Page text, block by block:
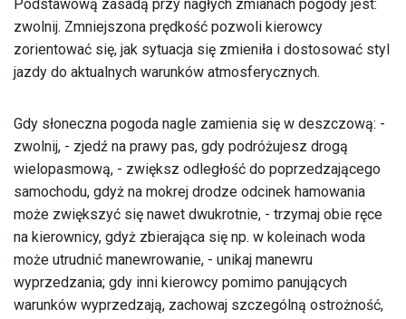
Podstawową zasadą przy nagłych zmianach pogody jest:
zwolnij. Zmniejszona prędkość pozwoli kierowcy
zorientować się, jak sytuacja się zmieniła i dostosować styl
jazdy do aktualnych warunków atmosferycznych.
Gdy słoneczna pogoda nagle zamienia się w deszczową: -
zwolnij, - zjedź na prawy pas, gdy podróżujesz drogą
wielopasmową, - zwiększ odległość do poprzedzającego
samochodu, gdyż na mokrej drodze odcinek hamowania
może zwiększyć się nawet dwukrotnie, - trzymaj obie ręce
na kierownicy, gdyż zbierająca się np. w koleinach woda
może utrudnić manewrowanie, - unikaj manewru
wyprzedzania; gdy inni kierowcy pomimo panujących
warunków wyprzedzają, zachowaj szczególną ostrożność,